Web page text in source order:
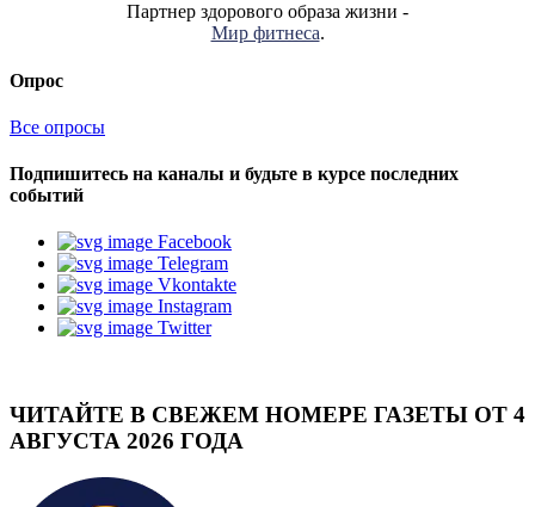
Партнер здорового образа жизни -
Мир фитнеса.
Опрос
Все опросы
Подпишитесь на каналы и будьте в курсе последних
событий
Facebook
Telegram
Vkontakte
Instagram
Twitter
ЧИТАЙТЕ В СВЕЖЕМ НОМЕРЕ ГАЗЕТЫ ОТ 4
АВГУСТА 2026 ГОДА